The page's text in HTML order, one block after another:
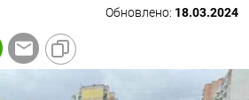
Обновлено: 18.03.2024